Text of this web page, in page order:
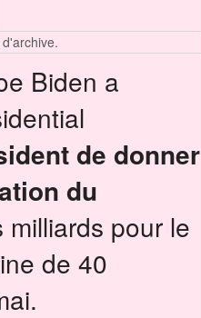
Biden a
de donner
du
pour le
de 40